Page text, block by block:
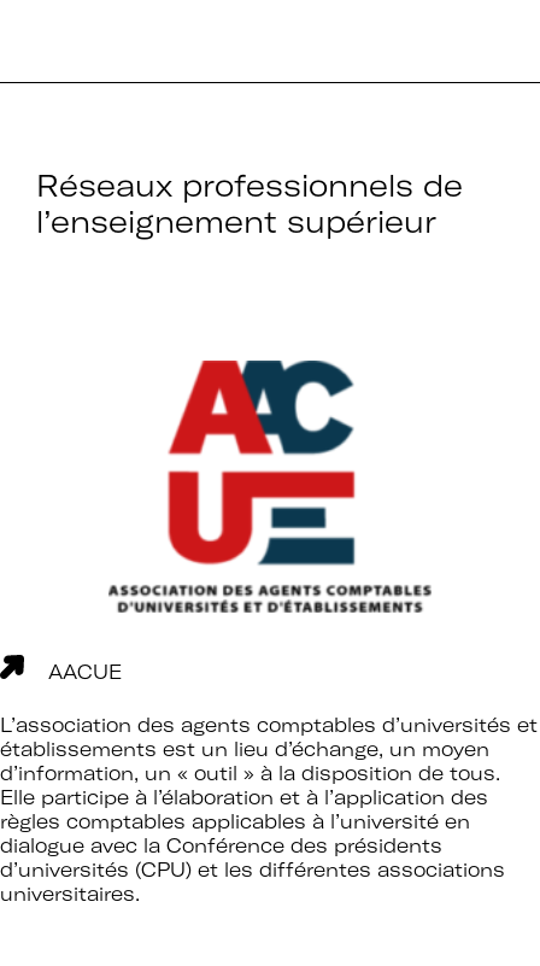
Réseaux professionnels de
l’enseignement supérieur
AACUE
L’association des agents comptables d’universités et
établissements est un lieu d’échange, un moyen
d’information, un « outil » à la disposition de tous.
Elle participe à l’élaboration et à l’application des
règles comptables applicables à l’université en
dialogue avec la Conférence des présidents
d’universités (CPU) et les différentes associations
universitaires.